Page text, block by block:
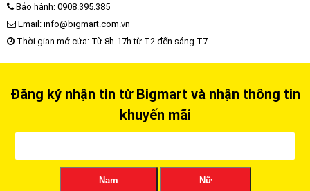
Bảo hành: 0908.395.385
Email: info@bigmart.com.vn
Thời gian mở cửa: Từ 8h-17h từ T2 đến sáng T7
Đăng ký nhận tin từ Bigmart và nhận thông tin
khuyến mãi
Nam Nữ